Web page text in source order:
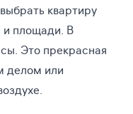
квартиру
и площади. В
Это прекрасная
делом или